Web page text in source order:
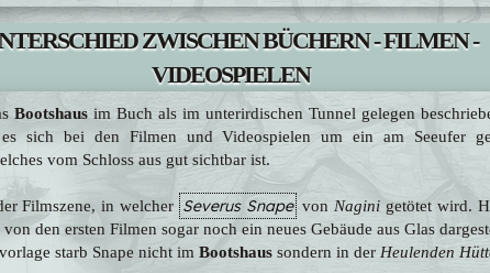
ZWISCHEN BÜCHERN - FILMEN -
VIDEOSPIELEN
Bootshausim Buch als im unterirdischen Tunnel gelegen
sich bei den Filmen und Videospielen um ein am Seeufer
vom Schloss aus gut sichtbar ist.
Filmszene, in welcher Severus Snape von Nagini getötet wird.
den ersten Filmen sogar noch ein neues Gebäude aus Glas
starb Snape nicht im Bootshaussondern in der Heulenden